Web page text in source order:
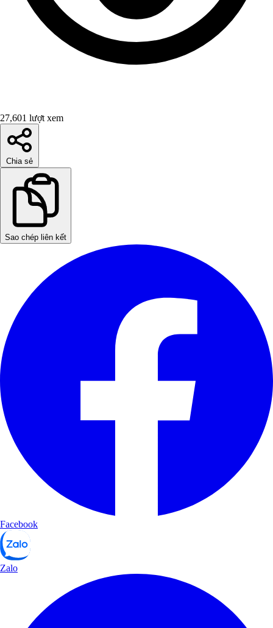
27,601 lượt xem
Chia sẻ
Sao chép liên kết
Facebook
Zalo